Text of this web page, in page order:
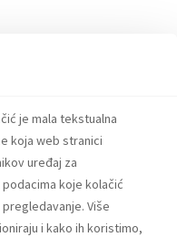
je mala tekstualna
koja web stranici
uređaj za
koje kolačić
Više
i kako ih koristimo,